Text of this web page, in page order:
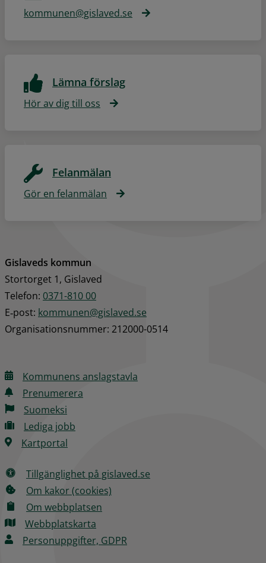
kommunen@gislaved.se
Lämna förslag
Hör av dig till oss
Felanmälan
Gör en felanmälan
Gislaveds kommun
Stortorget 1, Gislaved
Telefon: 0371-810 00
E‑post: kommunen@gislaved.se
Organisationsnummer: 212000-0514
Kommunens anslagstavla
Prenumerera
Suomeksi
Lediga jobb
Kartportal
Tillgänglighet på gislaved.se
Om kakor (cookies)
Om webbplatsen
Webbplatskarta
Personuppgifter, GDPR